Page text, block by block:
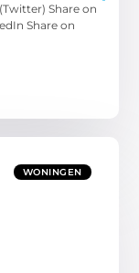
Share on
Share on
WONINGEN